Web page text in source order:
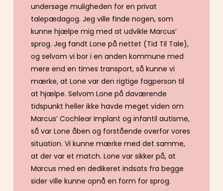
undersøge muligheden for en privat
talepædagog. Jeg ville finde nogen, som
kunne hjælpe mig med at udvikle Marcus’
sprog. Jeg fandt Lone på nettet (Tid Til Tale),
og selvom vi bor i en anden kommune med
mere end en times transport, så kunne vi
mærke, at Lone var den rigtige fagperson til
at hjælpe. Selvom Lone på daværende
tidspunkt heller ikke havde meget viden om
Marcus’ Cochlear Implant og infantil autisme,
så var Lone åben og forstående overfor vores
situation. Vi kunne mærke med det samme,
at der var et match. Lone var sikker på, at
Marcus med en dedikeret indsats fra begge
sider ville kunne opnå en form for sprog.